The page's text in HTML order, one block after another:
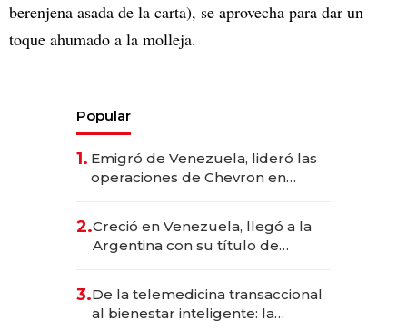
berenjena asada de la carta), se aprovecha para dar un
toque ahumado a la molleja.
Popular
1. Emigró de Venezuela, lideró las
operaciones de Chevron en
2.Creció en Venezuela, llegó a la
Argentina con su título de
las marcas "fast premium"
3.De la telemedicina transaccional
al bienestar inteligente: la